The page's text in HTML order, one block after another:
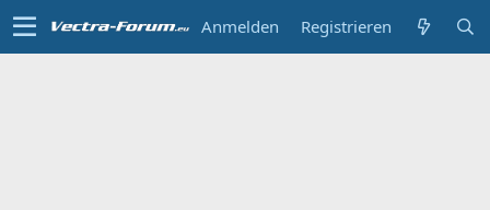
Anmelden Registrieren